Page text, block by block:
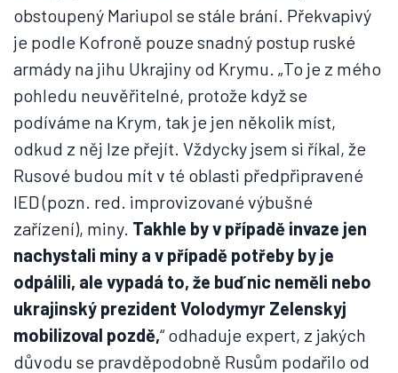
obstoupený Mariupol se stále brání. Překvapivý
je podle Kofroně pouze snadný postup ruské
armády na jihu Ukrajiny od Krymu. „To je z mého
pohledu neuvěřitelné, protože když se
podíváme na Krym, tak je jen několik míst,
odkud z něj lze přejít. Vždycky jsem si říkal, že
Rusové budou mít v té oblasti předpřipravené
IED (pozn. red. improvizované výbušné
zařízení), miny. Takhle by v případě invaze jen
nachystali miny a v případě potřeby by je
odpálili, ale vypadá to, že buď nic neměli nebo
ukrajinský prezident Volodymyr Zelenskyj
mobilizoval pozdě,“ odhaduje expert, z jakých
důvodu se pravděpodobně Rusům podařilo od